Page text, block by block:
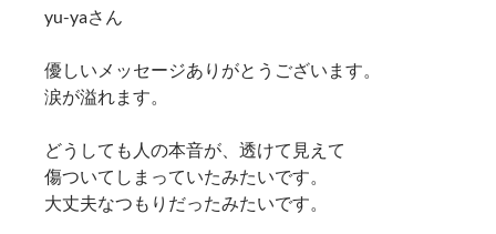
yu-yaさん
優しいメッセージありがとうございます。
涙が溢れます。
どうしても人の本音が、透けて見えて
傷ついてしまっていたみたいです。
大丈夫なつもりだったみたいです。